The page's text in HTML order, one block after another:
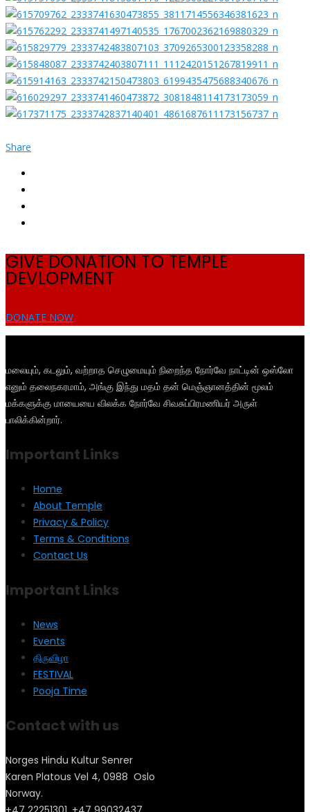
Share
GIVE DONATION TO TEMPLE
DEVLOPMENT
DONATE NOW
மலையும், கடலும், வற்றாத செழுமையும் நிறைந்த நோர்வே நாட்டின் ஒஸ்லோ
எனும் தலைநகரமாம், அங்கு இந்து மதம் தன் மெஞ்ஞானத்தின் மூலம்
மக்களுக்கு மாயையை விலக்க நோர்வே சிவசுப்பிரமணியர் அருள்
பாலிக்கின்றார்.
Important Links
Home
About Temple
Privacy & Policy
Terms & Conditions
Contact Us
Important Links
News
Events
திருவிழா
FESTIVAL
Pooja Time
Contact with us
Norges Hindu Kultur Senrer
Karen Platous Vel 4, 0988 Oslo
Norway.